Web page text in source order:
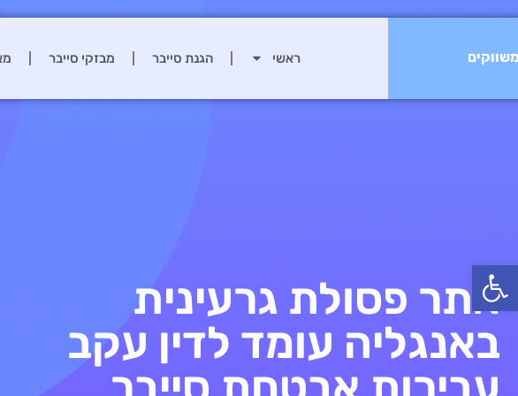
פתח סרגל נגישות
ראשי הגנת סייבר מבזקי סייבר
אתר פסולת גרעינית
באנגליה עומד לדין עקב